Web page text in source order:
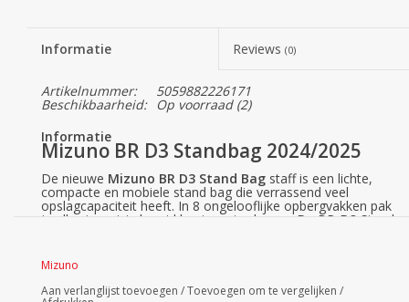
Informatie Reviews (0)
Artikelnummer: 5059882226171
Beschikbaarheid: Op voorraad(2)
Informatie
Mizuno BR D3 Standbag 2024/2025
De nieuwe Mizuno BR D3 Stand Bag staff is een lichte,
compacte en mobiele stand bag die verrassend veel
opslagcapaciteit heeft. In 8 ongelooflijke opbergvakken pak
je alles in wat je bereid bent om te dragen. De BR-D3 Stand
verdeeld in 4 vakken die je stokken volledig in de lengte
scheiden.
De BRD3 is multifunctioneel, zowel in de winter als in de
Mizuno
Aan verlanglijst toevoegen /Toevoegen om te vergelijken /